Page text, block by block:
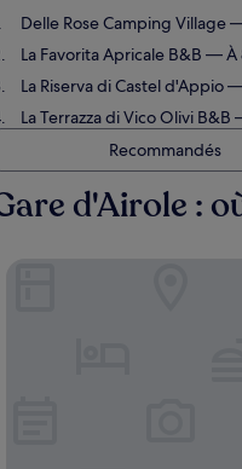
Delle Rose Camping Village
La Favorita Apricale B&B — À
La Riserva di Castel d'Appio—
La Terrazza di Vico Olivi B&B
Recommandés
d'Airole :